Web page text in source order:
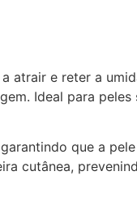
atrair e reter a
Ideal para
que a
cutânea,